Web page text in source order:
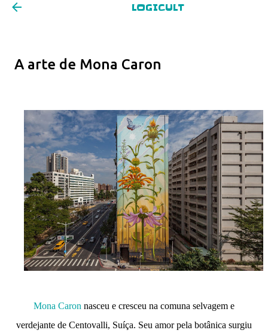
LOGICULT
A arte de Mona Caron
Mona Caron nasceu e cresceu na comuna selvagem e
verdejante de Centovalli, Suíça. Seu amor pela botânica surgiu